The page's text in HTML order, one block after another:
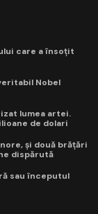
care a însoțit
Nobel
lumea artei.
de dolari
și două brățări
dispărută
sau începutul